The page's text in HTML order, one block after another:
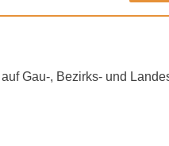
Gau-, Bezirks- und